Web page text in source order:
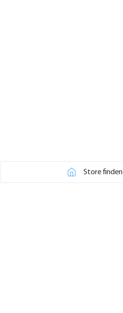
Store finden